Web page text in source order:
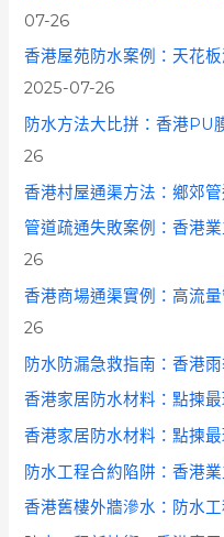
07-26
香港屋苑防水案例：天花
2025-07-26
防水方法大比拼：香港PU
26
香港村屋通渠方法：鄉郊
管道疏通失敗案例：香港
26
香港商場通渠實例：高流
26
防水防漏急救指南：香港
香港家居防水材料：點揀
香港家居防水材料：點揀
防水工程合約陷阱：香港
香港舊樓外牆滲水：防水